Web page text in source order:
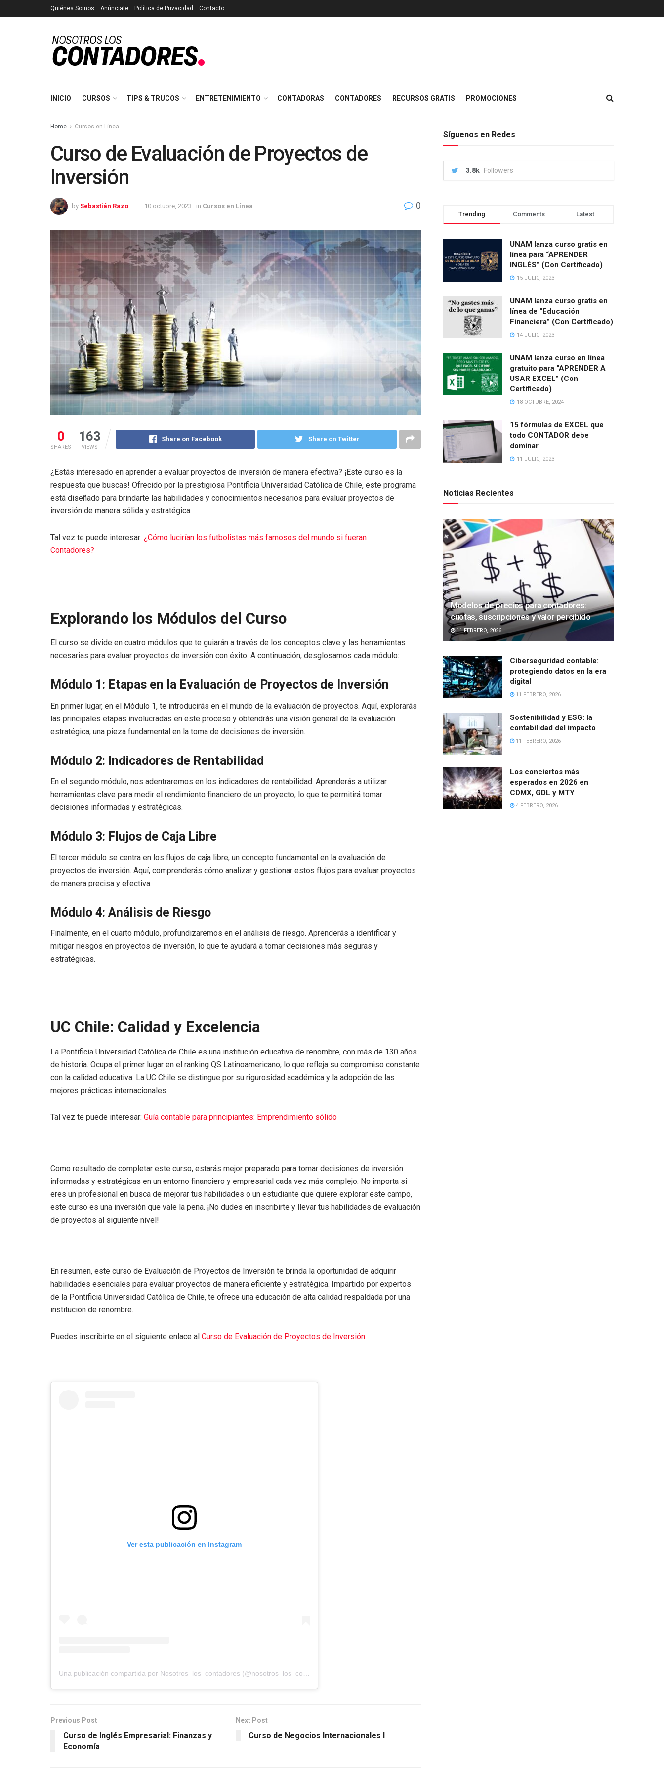
Quiénes Somos Anúnciate Política de Privacidad Contacto
INICIO CURSOS TIPS & TRUCOS ENTRETENIMIENTO CONTADORAS CONTADORES RECURSOS GRATIS PROMOCIONES
Home Cursos en Línea
Curso de Evaluación de Proyectos de
Inversión
by Sebastián Razo 10 octubre, 2023 in Cursos en Línea 0
0
SHARES
163
VIEWS
Share on Facebook Share on Twitter
¿Estás interesado en aprender a evaluar proyectos de inversión de manera efectiva? ¡Este curso es la
respuesta que buscas! Ofrecido por la prestigiosa Pontificia Universidad Católica de Chile, este programa
está diseñado para brindarte las habilidades y conocimientos necesarios para evaluar proyectos de
inversión de manera sólida y estratégica.
Tal vez te puede interesar: ¿Cómo lucirían los futbolistas más famosos del mundo si fueran
Contadores?
Explorando los Módulos del Curso
El curso se divide en cuatro módulos que te guiarán a través de los conceptos clave y las herramientas
necesarias para evaluar proyectos de inversión con éxito. A continuación, desglosamos cada módulo:
Módulo 1: Etapas en la Evaluación de Proyectos de Inversión
En primer lugar, en el Módulo 1, te introducirás en el mundo de la evaluación de proyectos. Aquí, explorarás
las principales etapas involucradas en este proceso y obtendrás una visión general de la evaluación
estratégica, una pieza fundamental en la toma de decisiones de inversión.
Módulo 2: Indicadores de Rentabilidad
En el segundo módulo, nos adentraremos en los indicadores de rentabilidad. Aprenderás a utilizar
herramientas clave para medir el rendimiento financiero de un proyecto, lo que te permitirá tomar
decisiones informadas y estratégicas.
Módulo 3: Flujos de Caja Libre
El tercer módulo se centra en los flujos de caja libre, un concepto fundamental en la evaluación de
proyectos de inversión. Aquí, comprenderás cómo analizar y gestionar estos flujos para evaluar proyectos
de manera precisa y efectiva.
Módulo 4: Análisis de Riesgo
Finalmente, en el cuarto módulo, profundizaremos en el análisis de riesgo. Aprenderás a identificar y
mitigar riesgos en proyectos de inversión, lo que te ayudará a tomar decisiones más seguras y
estratégicas.
UC Chile: Calidad y Excelencia
La Pontificia Universidad Católica de Chile es una institución educativa de renombre, con más de 130 años
de historia. Ocupa el primer lugar en el ranking QS Latinoamericano, lo que refleja su compromiso constante
con la calidad educativa. La UC Chile se distingue por su rigurosidad académica y la adopción de las
mejores prácticas internacionales.
Tal vez te puede interesar: Guía contable para principiantes: Emprendimiento sólido
Como resultado de completar este curso, estarás mejor preparado para tomar decisiones de inversión
informadas y estratégicas en un entorno financiero y empresarial cada vez más complejo. No importa si
eres un profesional en busca de mejorar tus habilidades o un estudiante que quiere explorar este campo,
este curso es una inversión que vale la pena. ¡No dudes en inscribirte y llevar tus habilidades de evaluación
de proyectos al siguiente nivel!
En resumen, este curso de Evaluación de Proyectos de Inversión te brinda la oportunidad de adquirir
habilidades esenciales para evaluar proyectos de manera eficiente y estratégica. Impartido por expertos
de la Pontificia Universidad Católica de Chile, te ofrece una educación de alta calidad respaldada por una
institución de renombre.
Puedes inscribirte en el siguiente enlace al Curso de Evaluación de Proyectos de Inversión
Ver esta publicación en Instagram
Una publicación compartida por Nosotros_los_contadores (@nosotros_los_contadores)
Previous Post
Curso de Inglés Empresarial: Finanzas y
Economía
Next Post
Curso de Negocios Internacionales I
Síguenos en Redes
3.8k Followers
Trending Comments Latest
UNAM lanza curso gratis en
línea para “APRENDER
INGLÉS” (Con Certificado)
15 JULIO, 2023
UNAM lanza curso gratis en
línea de “Educación
Financiera” (Con Certificado)
14 JULIO, 2023
UNAM lanza curso en línea
gratuito para “APRENDER A
USAR EXCEL” (Con
Certificado)
18 OCTUBRE, 2024
15 fórmulas de EXCEL que
todo CONTADOR debe
dominar
11 JULIO, 2023
Noticias Recientes
Modelos de precios para contadores:
cuotas, suscripciones y valor percibido
11 FEBRERO, 2026
Ciberseguridad contable:
protegiendo datos en la era
digital
11 FEBRERO, 2026
Sostenibilidad y ESG: la
contabilidad del impacto
11 FEBRERO, 2026
Los conciertos más
esperados en 2026 en
CDMX, GDL y MTY
4 FEBRERO, 2026